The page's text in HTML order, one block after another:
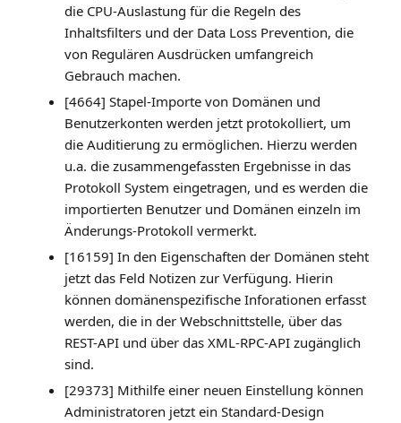
die CPU-Auslastung für die Regeln des
Inhaltsfilters und der Data Loss Prevention, die
von Regulären Ausdrücken umfangreich
Gebrauch machen.
[4664] Stapel-Importe von Domänen und
Benutzerkonten werden jetzt protokolliert, um
die Auditierung zu ermöglichen. Hierzu werden
u.a. die zusammengefassten Ergebnisse in das
Protokoll System eingetragen, und es werden die
importierten Benutzer und Domänen einzeln im
Änderungs-Protokoll vermerkt.
[16159] In den Eigenschaften der Domänen steht
jetzt das Feld Notizen zur Verfügung. Hierin
können domänenspezifische Inforationen erfasst
werden, die in der Webschnittstelle, über das
REST-API und über das XML-RPC-API zugänglich
sind.
[29373] Mithilfe einer neuen Einstellung können
Administratoren jetzt ein Standard-Design